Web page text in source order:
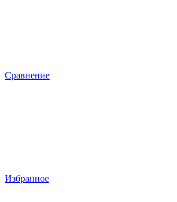
Сравнение
Избранное